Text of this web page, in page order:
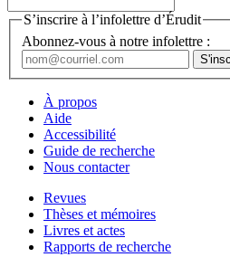
S’inscrire à l’infolettre d’Érudit
Abonnez-vous à notre infolettre :
À propos
Aide
Accessibilité
Guide de recherche
Nous contacter
Revues
Thèses et mémoires
Livres et actes
Rapports de recherche